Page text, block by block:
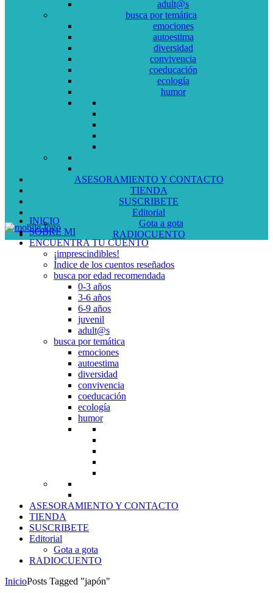
adult@s
busca por temática
emociones
autoestima
diversidad
convivencia
coeducación
ecología
humor
ASESORAMIENTO Y CONTACTO
TIENDA
SUSCRIBETE
Editorial
Gota a gota
RADIOCUENTO
INICIO
SOBRE MI
ENCUENTRA TU CUENTO
¡imprescindibles!
Índice de los cuentos reseñados
busca por edad recomendada
0-3 años
3-6 años
6-9 años
juvenil
adult@s
busca por temática
emociones
autoestima
diversidad
convivencia
coeducación
ecología
humor
ASESORAMIENTO Y CONTACTO
TIENDA
SUSCRIBETE
Editorial
Gota a gota
RADIOCUENTO
InicioPosts Tagged "japón"